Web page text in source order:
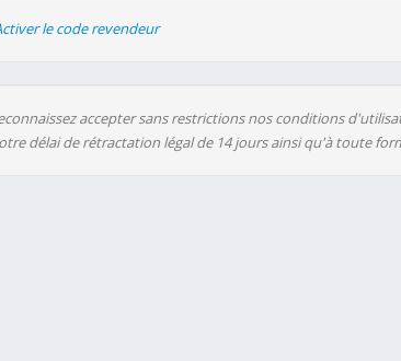
le code revendeur
accepter sans restrictions nos conditions
délai de rétractation légal de 14 jours ainsi qu'à toute